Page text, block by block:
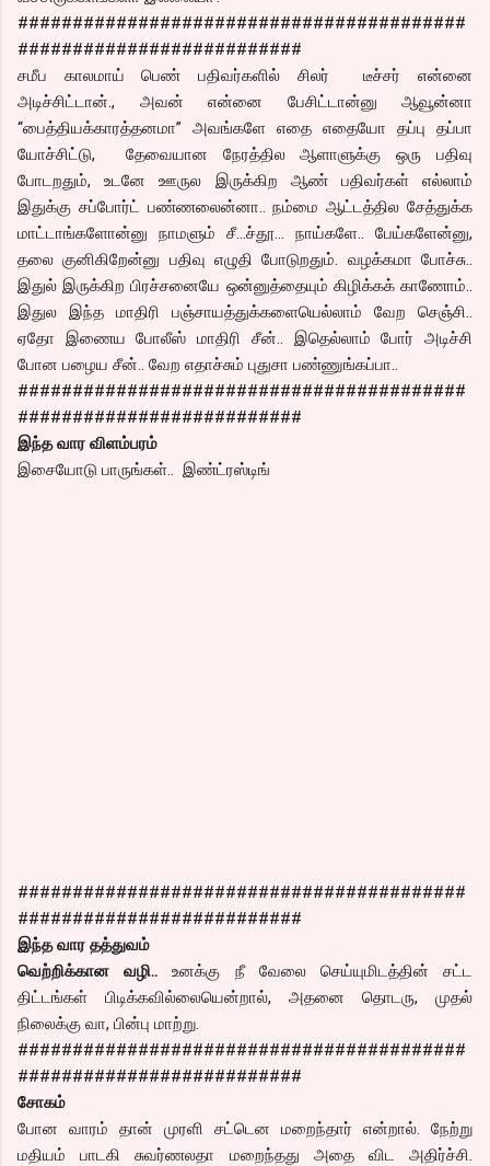
#########################################
##########################
சமீப காலமாய் பெண் பதிவர்களில் சிலர் டீச்சர் என்னை
அடிச்சிட்டான்., அவன் என்னை பேசிட்டான்னு ஆவூன்னா
“பைத்தியக்காரத்தனமா” அவங்களே எதை எதையோ தப்பு தப்பா
யோச்சிட்டு, தேவையான நேரத்தில ஆளாளுக்கு ஒரு பதிவு
போடறதும், உடனே ஊருல இருக்கிற ஆண் பதிவர்கள் எல்லாம்
இதுக்கு சப்போர்ட் பண்ணலைன்னா.. நம்மை ஆட்டத்தில சேத்துக்க
மாட்டாங்களோன்னு நாமளும் சீ…ச்தூ… நாய்களே.. பேய்களேன்னு,
தலை குனிகிறேன்னு பதிவு எழுதி போடுறதும். வழக்கமா போச்சு..
இதுல் இருக்கிற பிரச்சனையே ஒன்னுத்தையும் கிழிக்கக் காணோம்..
இதுல இந்த மாதிரி பஞ்சாயத்துக்களையெல்லாம் வேற செஞ்சி..
ஏதோ இணைய போலீஸ் மாதிரி சீன்.. இதெல்லாம் போர் அடிச்சி
போன பழைய சீன்.. வேற எதாச்சும் புதுசா பண்ணுங்கப்பா..
#########################################
##########################
இந்த வார விளம்பரம்
இசையோடு பாருங்கள்.. இண்ட்ரஸ்டிங்
#########################################
##########################
இந்த வார தத்துவம்
வெற்றிக்கான வழி..உனக்கு நீ வேலை செய்யுமிடத்தின் சட்ட
திட்டங்கள் பிடிக்கவில்லையென்றால், அதனை தொடரு, முதல்
நிலைக்கு வா, பின்பு மாற்று.
#########################################
##########################
சோகம்
போன வாரம் தான் முரளி சட்டென மறைந்தார் என்றால். நேற்று
மதியம் பாடகி சுவர்ணலதா மறைந்தது அதை விட அதிர்ச்சி.